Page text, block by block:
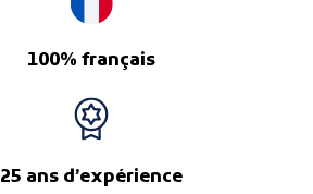
100% français
25 ans d’expérience